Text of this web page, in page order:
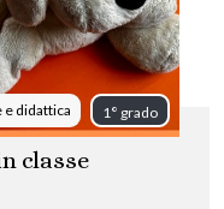
e didattica 1° grado
classe